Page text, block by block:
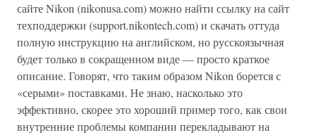
сайте Nikon (nikonusa.com) можно найти ссылку на сайт
техподдержки (support.nikontech.com) и скачать оттуда
полную инструкцию на английском, но русскоязычная
будет только в сокращенном виде — просто краткое
описание. Говорят, что таким образом Nikon борется с
«серыми» поставками. Не знаю, насколько это
эффективно, скорее это хороший пример того, как свои
внутренние проблемы компании перекладывают на